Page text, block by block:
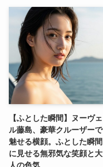
【ふとした瞬間】ヌーヴェ
ル藤島、豪華クルーザーで
魅せる横顔。ふとした瞬間
に見せる無邪気な笑顔と大
人の色気